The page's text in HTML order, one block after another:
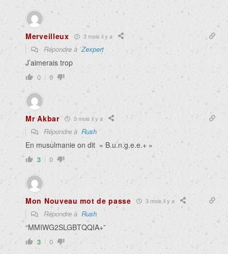
Merveilleux 3 mois il y a
Répondre àZexpert
J’aimerais trop
0 0
Mr Akbar 3 mois il y a
Répondre à Rush
En musulmanie on dit » B.u.n.g.e.e.+ »
3 0
Mon Nouveau mot de passe 3 mois il y a
Répondre à Rush
“MMIWG2SLGBTQQIA+”
3 0